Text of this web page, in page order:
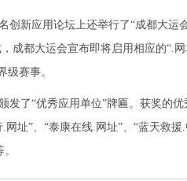
创新应用论坛上还举行了“成都大运
成都大运会宣布即将启用相应的“.
级赛事。
发了“优秀应用单位”牌匾。获奖的
址”、“泰康在线.网址”、“蓝天救援